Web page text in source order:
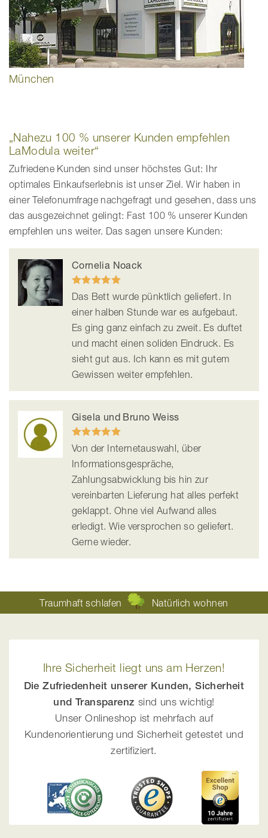
München
„Nahezu 100 % unserer Kunden empfehlen
LaModula weiter“
Zufriedene Kunden sind unser höchstes Gut: Ihr
optimales Einkaufserlebnis ist unser Ziel. Wir haben in
einer Telefonumfrage nachgefragt und gesehen, dass uns
das ausgezeichnet gelingt: Fast 100 % unserer Kunden
empfehlen uns weiter. Das sagen unsere Kunden:
Cornelia Noack
Das Bett wurde pünktlich geliefert. In
einer halben Stunde war es aufgebaut.
Es ging ganz einfach zu zweit. Es duftet
und macht einen soliden Eindruck. Es
sieht gut aus. Ich kann es mit gutem
Gewissen weiter empfehlen.
Gisela und Bruno Weiss
Von der Internetauswahl, über
Informationsgespräche,
Zahlungsabwicklung bis hin zur
vereinbarten Lieferung hat alles perfekt
geklappt. Ohne viel Aufwand alles
erledigt. Wie versprochen so geliefert.
Gerne wieder.
Traumhaft schlafen Natürlich wohnen
Ihre Sicherheit liegt uns am Herzen!
Die Zufriedenheit unserer Kunden, Sicherheit
und Transparenz sind uns wichtig!
Unser Onlineshop ist mehrfach auf
Kundenorientierung und Sicherheit getestet und
zertifiziert.